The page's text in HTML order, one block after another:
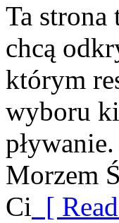
Ta
chcą
którym
wyboru
Morzem
Ci [